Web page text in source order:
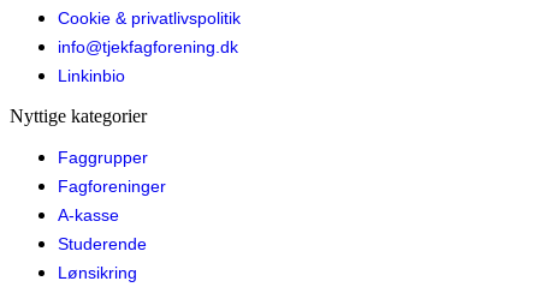
Cookie & privatlivspolitik
info@tjekfagforening.dk
Linkinbio
Nyttige kategorier
Faggrupper
Fagforeninger
A-kasse
Studerende
Lønsikring